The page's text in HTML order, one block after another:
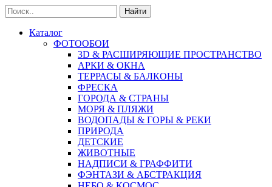
Найти
Каталог
ФОТООБОИ
3D & РАСШИРЯЮЩИЕ ПРОСТРАНСТВО
АРКИ & ОКНА
ТЕРРАСЫ & БАЛКОНЫ
ФРЕСКА
ГОРОДА & СТРАНЫ
МОРЯ & ПЛЯЖИ
ВОДОПАДЫ & ГОРЫ & РЕКИ
ПРИРОДА
ДЕТСКИЕ
ЖИВОТНЫЕ
НАДПИСИ & ГРАФФИТИ
ФЭНТАЗИ & АБСТРАКЦИЯ